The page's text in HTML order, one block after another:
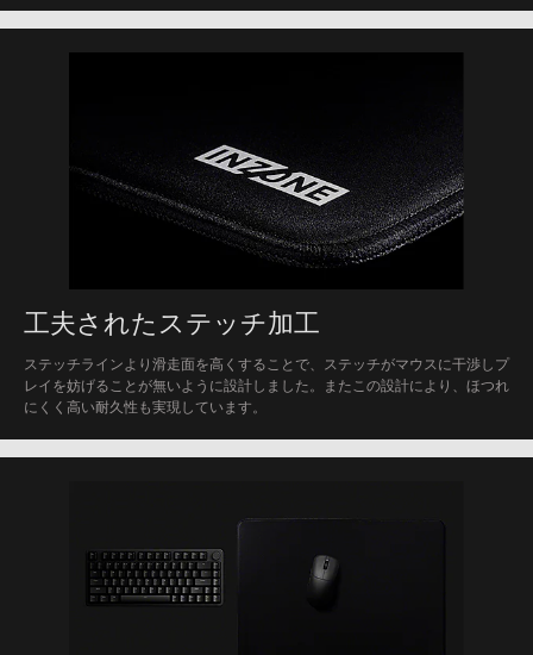
工夫されたステッチ加工
ステッチラインより滑走面を高くすることで、ステッチがマウスに干渉しプ
レイを妨げることが無いように設計しました。またこの設計により、ほつれ
にくく高い耐久性も実現しています。